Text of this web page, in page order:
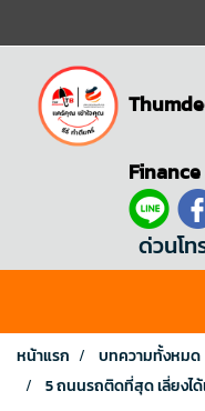
ด่วนโ
หน้าแรก บทความทั้งหมด
5 ถนนรถติดที่สุด เลี่ยงไ